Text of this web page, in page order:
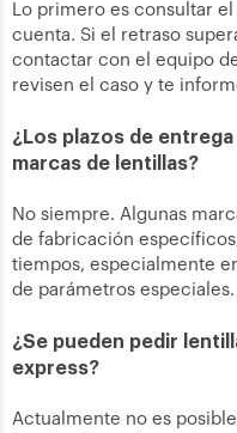
Lo primero es consultar
cuenta. Si el retraso
contactar con el equipo
revisen el caso y te
¿Los plazos de
marcas de lentillas?
No siempre. Algunas
de fabricación
tiempos, especialmente
de parámetros especiales.
¿Se pueden pedir
express?
Actualmente no es